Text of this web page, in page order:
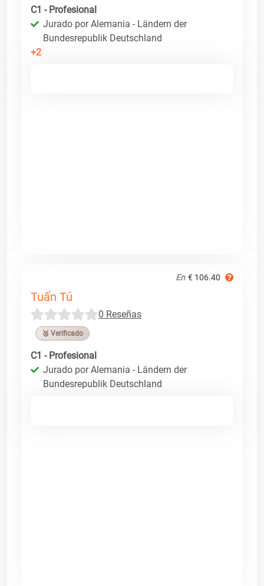
C1 - Profesional
Jurado por Alemania - Ländern der
Bundesrepublik Deutschland
+2
En € 106.40
Tuấn Tú
0 Reseñas
🥉 Verificado
C1 - Profesional
Jurado por Alemania - Ländern der
Bundesrepublik Deutschland